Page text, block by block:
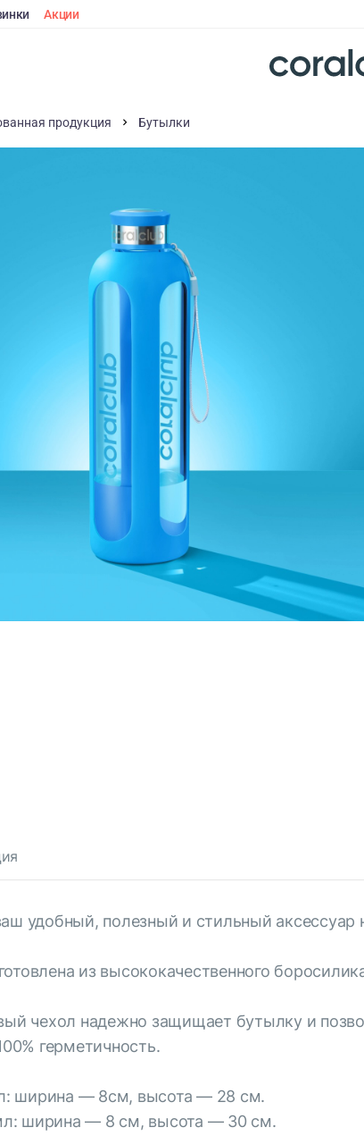
Акции
продукция Бутылки
удобный, полезный и стильный аксессуар
из высококачественного
чехол надежно защищает бутылку и
герметичность.
ширина — 8см, высота — 28 см.
ширина — 8 см, высота — 30 см.